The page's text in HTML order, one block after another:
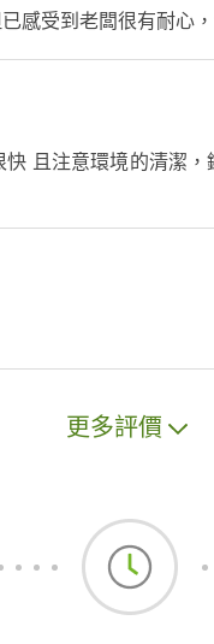
感受到老闆很有耐心
且注意環境的清潔
更多評價